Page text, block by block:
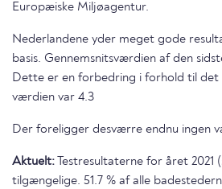
Europæiske Miljøagentur.
Nederlandene yder meget gode
basis. Gennemsnitsværdien af den
Dette er en forbedring i forhold til det
værdien var 4.3
Der foreligger desværre endnu ingen
Aktuelt: Testresultaterne for året
tilgængelige. 51.7 % af alle